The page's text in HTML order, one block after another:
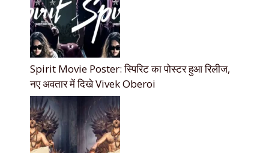
Spirit Movie Poster: स्पिरिट का पोस्टर हुआ रिलीज,
नए अवतार में दिखे Vivek Oberoi